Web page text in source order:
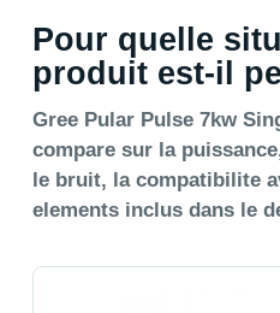
Pour quelle
produit est-il
Gree Pular Pulse 7kw
compare sur la
le bruit, la compatibilite
elements inclus dans le